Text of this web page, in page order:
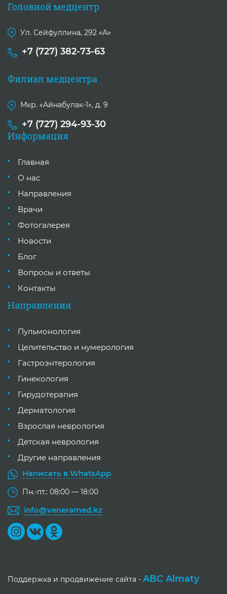
Головной медцентр
Ул. Сейфуллина, 292 «А»
+7 (727) 382-73-63
Филиал медцентра
Мкр. «Айнабулак-1», д. 9
+7 (727) 294-93-30
Информация
Главная
О нас
Направления
Врачи
Фотогалерея
Новости
Блог
Вопросы и ответы
Контакты
Направления
Пульмонология
Целительство и нумерология
Гастроэнтерология
Гинекология
Гирудотерапия
Дерматология
Взрослая неврология
Детская неврология
Другие направления
Написать в WhatsApp
Пн.-пт.: 08:00 — 18:00
info@veneramed.kz
Поддержка и продвижение сайта - ABC Almaty